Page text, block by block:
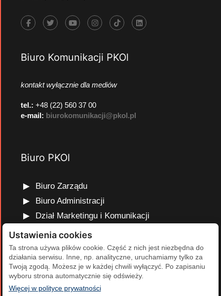
Biuro Komunikacji PKOl
kontakt wyłącznie dla mediów
tel.: +48 (22) 560 37 00
e-mail: biurokomunikacji@pkol.pl
Biuro PKOl
Biuro Zarządu
Biuro Administracji
Dział Marketingu i Komunikacji
Dział Edukacji Olimpijskiej
Dział Finansów i Kadr
Dział Projektów Olimpijskich
Dział Programów Rozwojowych
Ustawienia cookies
Ta strona używa plików cookie. Część z nich jest niezbędna do
działania serwisu. Inne, np. analityczne, uruchamiamy tylko za
Twoją zgodą. Możesz je w każdej chwili wyłączyć. Po zapisaniu
wyboru strona automatycznie się odświeży.
Więcej w polityce prywatności(otwiera się w nowej karcie)